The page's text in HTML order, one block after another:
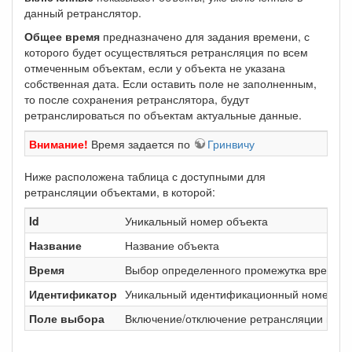
данный ретранслятор.
Общее время предназначено для задания времени, с
которого будет осуществляться ретрансляция по всем
отмеченным объектам, если у объекта не указана
собственная дата. Если оставить поле не заполненным,
то после сохранения ретранслятора, будут
ретранслироваться по объектам актуальные данные.
Внимание! Время задается по Гринвичу
Ниже расположена таблица с доступными для
ретрансляции объектами, в которой:
Id
Уникальный номер объекта
Название
Название объекта
Время
Выбор определенного промежутка
Идентификатор Уникальный идентификационный номер.
Поле выбора
Включение/отключение ретрансляции по